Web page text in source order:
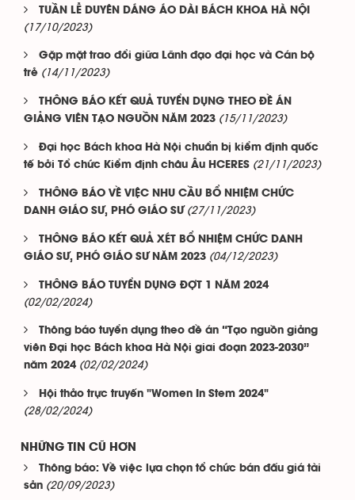
TUẦN LỄ DUYÊN DÁNG ÁO DÀI BÁCH KHOA HÀ NỘI
(17/10/2023)
Gặp mặt trao đổi giữa Lãnh đạo đại học và Cán bộ
trẻ (14/11/2023)
THÔNG BÁO KẾT QUẢ TUYỂN DỤNG THEO ĐỀ ÁN
GIẢNG VIÊN TẠO NGUỒN NĂM 2023 (15/11/2023)
Đại học Bách khoa Hà Nội chuẩn bị kiểm định quốc
tế bởi Tổ chức Kiểm định châu Âu HCERES (21/11/2023)
THÔNG BÁO VỀ VIỆC NHU CẦU BỔ NHIỆM CHỨC
DANH GIÁO SƯ, PHÓ GIÁO SƯ (27/11/2023)
THÔNG BÁO KẾT QUẢ XÉT BỔ NHIỆM CHỨC DANH
GIÁO SƯ, PHÓ GIÁO SƯ NĂM 2023 (04/12/2023)
THÔNG BÁO TUYỂN DỤNG ĐỢT 1 NĂM 2024
(02/02/2024)
Thông báo tuyển dụng theo đề án “Tạo nguồn giảng
viên Đại học Bách khoa Hà Nội giai đoạn 2023-2030”
năm 2024 (02/02/2024)
Hội thảo trực truyến "Women In Stem 2024"
(28/02/2024)
NHỮNG TIN CŨ HƠN
Thông báo: Về việc lựa chọn tổ chức bán đấu giá tài
sản (20/09/2023)